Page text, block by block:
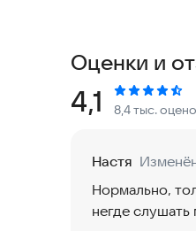
и
• Более 75 млн
Новинки чартов,
любого
«Сила Звука»
Виртуальные
понимать, о чём
Оценки и
Рейтинг:
4,1 8,4 тыс.
Настя
Нормально,
негде слушать